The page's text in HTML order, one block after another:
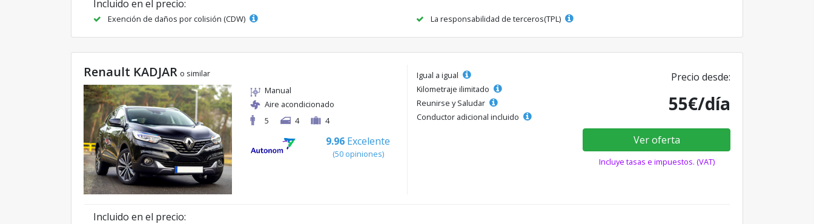
Incluido en el precio:
Exención de daños por colisión (CDW) La responsabilidad de terceros(TPL)
Renault KADJAR o similar
Manual
Aire acondicionado
5
4 4
9.96 Excelente
(50 opiniones)
Igual a igual
Kilometraje ilimitado
Reunirse y Saludar
Conductor adicional incluido
Precio desde:
55€/día
Ver oferta
Incluye tasas e impuestos. (VAT)
Incluido en el precio: